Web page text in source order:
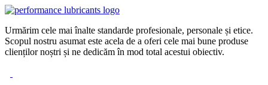
Urmărim cele mai înalte standarde profesionale, personale și etice.
Scopul nostru asumat este acela de a oferi cele mai bune produse
clienților noștri și ne dedicăm în mod total acestui obiectiv.